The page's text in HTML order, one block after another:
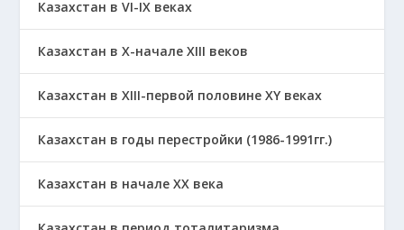
Казахстан в VI-IX веках
Казахстан в X-начале XIII веков
Казахстан в XIII-первой половине ХҮ веках
Казахстан в годы перестройки (1986-1991гг.)
Казахстан в начале ХХ века